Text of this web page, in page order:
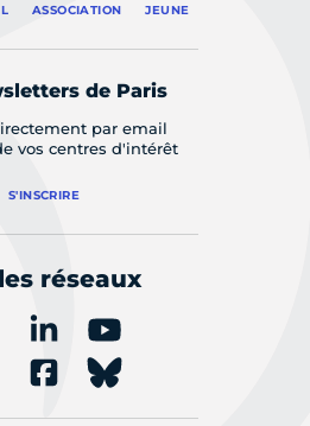
ASSOCIATION JEUNE
de Paris
par email
vos centres d'intérêt
S'INSCRIRE
réseaux